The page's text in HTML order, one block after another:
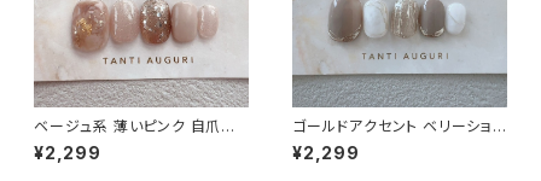
ベージュ系 薄いピンク 自爪風
自然に見せる ベリーショート ネ
イルチップ 通販 販売店 シンプ
¥2,299
ゴールドアクセント ベリーショ
ートネイルチップ 乳白色 お呼ば
れ 結婚式 シンプル 列席者 ベー
¥2,299